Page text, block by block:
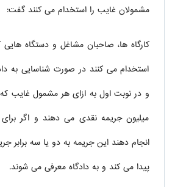
مشمولان غایب را استخدام می کنند گفت:
کارگاه ها، صاحبان مشاغل و دستگاه
استخدام می کنند در صورت شناسایی به
میلیون جریمه نقدی می دهند و اگر برای
انجام دهند این جریمه به دو یا سه برابر
پیدا می کند و به دادگاه معرفی می شوند.